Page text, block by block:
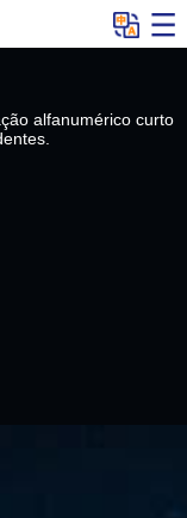
alfanumérico curto